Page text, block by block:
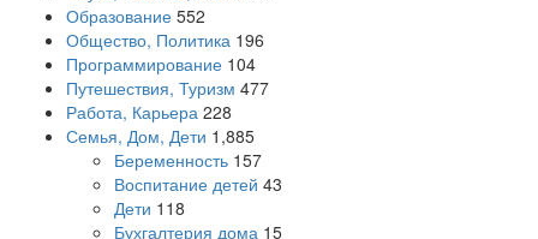
Образование 552
Общество, Политика 196
Программирование 104
Путешествия, Туризм 477
Работа, Карьера 228
Семья, Дом, Дети 1,885
Беременность 157
Воспитание детей 43
Дети 118
Бухгалтерия дома 15